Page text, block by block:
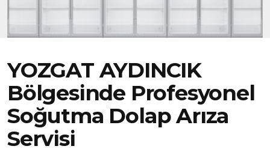
YOZGAT AYDINCIK
Bölgesinde Profesyonel
Soğutma Dolap Arıza
Servisi